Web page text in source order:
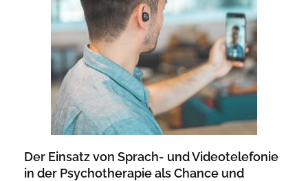
Der Einsatz von Sprach- und Videotelefonie
in der Psychotherapie als Chance und